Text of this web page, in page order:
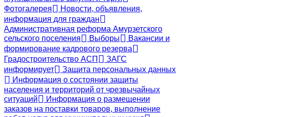
Фотогалерея
Новости, объявления,
информация для граждан
Административная реформа Амурзетского
сельского поселения
Выборы
Вакансии и
формирование кадрового резерва
Градостроительство АСП
ЗАГС
информирует
Защита персональных данных
Информация о состоянии защиты
населения и территорий от чрезвычайных
ситуаций
Информация о размещении
заказов на поставки товаров, выполнение